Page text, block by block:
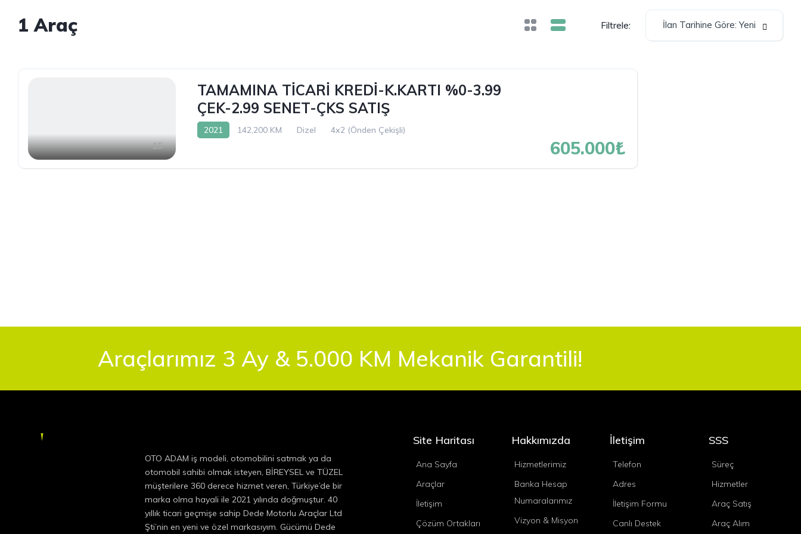
1 Araç Filtrele: İlan Tarihine Göre: Yeni
15
TAMAMINA TİCARİ KREDİ-K.KARTI %0-3.99
ÇEK-2.99 SENET-ÇKS SATIŞ
2021 142,200 KM Dizel 4x2 (Önden Çekişli)
605.000₺
Araçlarımız 3 Ay & 5.000 KM Mekanik Garantili!
OTO ADAM iş modeli, otomobilini satmak ya da
otomobil sahibi olmak isteyen, BİREYSEL ve TÜZEL
müşterilere 360 derece hizmet veren, Türkiye’de bir
marka olma hayali ile 2021 yılında doğmuştur. 40
yıllık ticari geçmişe sahip Dede Motorlu Araçlar Ltd
Şti’nin en yeni ve özel markasıyım. Gücümü Dede
Site Haritası
Ana Sayfa
Araçlar
İletişim
Çözüm Ortakları
Hakkımızda
Hizmetlerimiz
Banka Hesap
Numaralarımız
Vizyon & Misyon
İletişim
Telefon
Adres
İletişim Formu
Canlı Destek
SSS
Süreç
Hizmetler
Araç Satış
Araç Alım